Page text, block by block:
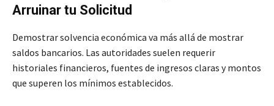
Arruinar tu Solicitud
Demostrar solvencia económica va más allá de mostrar
saldos bancarios. Las autoridades suelen requerir
historiales financieros, fuentes de ingresos claras y montos
que superen los mínimos establecidos.